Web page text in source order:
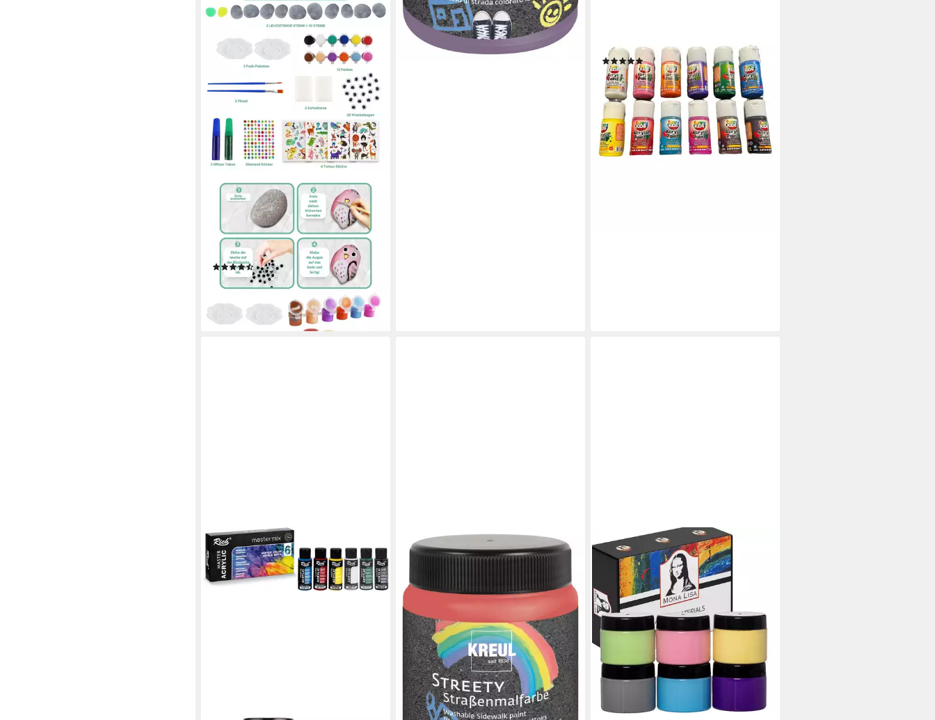
CORADOMA
Kreativset Steine zum Bemalen DIY
Set Bastelset Kinder Malen Kreativ,
(Bastelset, 10 Steine + 2
Leuchtsteine)
(12)
19,90 €
lieferbar - in 3-4 Werktagen bei dir
(12-tlg)
(3)
6,95 € 24,99 €
-72%
lieferbar - in 4-5 Werktagen bei dir
KREUL
Steinmalfarbe Kreul Streety
Straßenmalfarbe Ringelsockenrot
200
(20,56 €/ 1 l)
lieferbar - in 3-4 Werktagen bei dir